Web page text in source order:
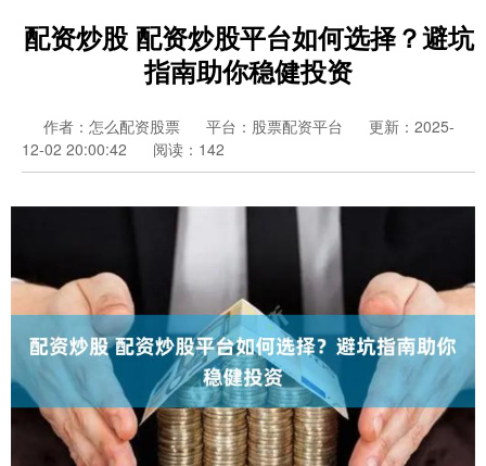
配资炒股 配资炒股平台如何选择？避坑
指南助你稳健投资
作者：怎么配资股票 平台：股票配资平台
更新：2025-
12-02 20:00:42
阅读：142